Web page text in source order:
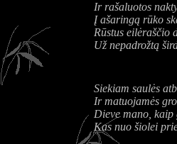
Ir rašaluotos
Į ašaringą rūko
Rūstus eilėraščio
Už nepadrožtą
Siekiam saulės
Ir matuojamės
Dieve mano,
Kas nuo šiolei